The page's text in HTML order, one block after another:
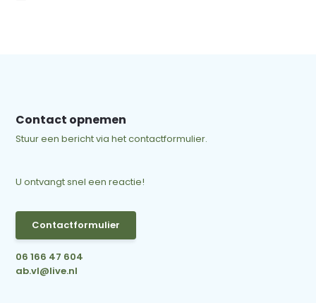
Contact opnemen
Stuur een bericht via het contactformulier.
U ontvangt snel een reactie!
Contactformulier
06 166 47 604
ab.vl@live.nl